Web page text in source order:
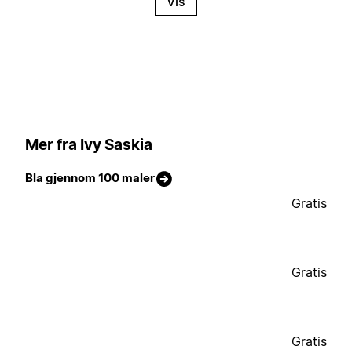
Mer fra Ivy Saskia
Bla gjennom 100 maler
Gratis
Gratis
Gratis